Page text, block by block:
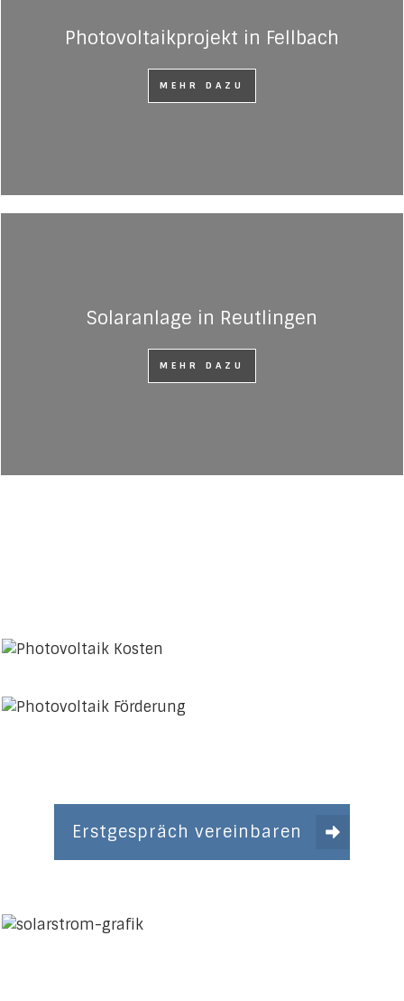
Photovoltaikprojekt in Fellbach
MEHR DAZU
Solaranlage in Reutlingen
MEHR DAZU
Erstgespräch vereinbaren